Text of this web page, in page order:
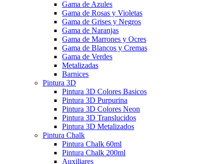
Gama de Azules
Gama de Rosas y Violetas
Gama de Grises y Negros
Gama de Naranjas
Gama de Marrones y Ocres
Gama de Blancos y Cremas
Gama de Verdes
Metalizadas
Barnices
Pintura 3D
Pintura 3D Colores Basicos
Pintura 3D Purpurina
Pintura 3D Colores Neon
Pintura 3D Translucidos
Pintura 3D Metalizados
Pintura Chalk
Pintura Chalk 60ml
Pintura Chalk 200ml
Auxiliares